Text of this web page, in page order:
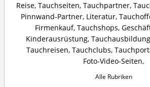
Reise, Tauchseiten, Tauchpartner,
Pinnwand-Partner, Literatur,
Firmenkauf, Tauchshops,
Kinderausrüstung, Tauchausbildung
Tauchreisen, Tauchclubs,
Foto-Video-Seiten,
Alle Rubriken